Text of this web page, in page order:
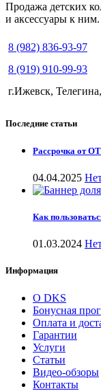
Продажа детских
и аксессуары к ним.
8 (982) 836-93-97
8 (919) 910-99-93
г.Ижевск,
Последние статьи
Рассрочка от
04.04.2025
Как
01.03.2024
Информация
О DKS
Бонусная
Оплата и
Гарантии
Услуги
Статьи
Видео-обзоры
Контакты